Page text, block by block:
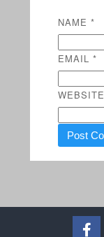
NAME *
EMAIL *
WEBSITE